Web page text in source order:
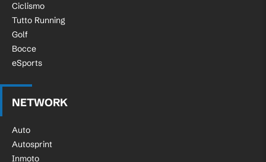
Ciclismo
Tutto Running
Golf
Bocce
eSports
NETWORK
Auto
Autosprint
Inmoto